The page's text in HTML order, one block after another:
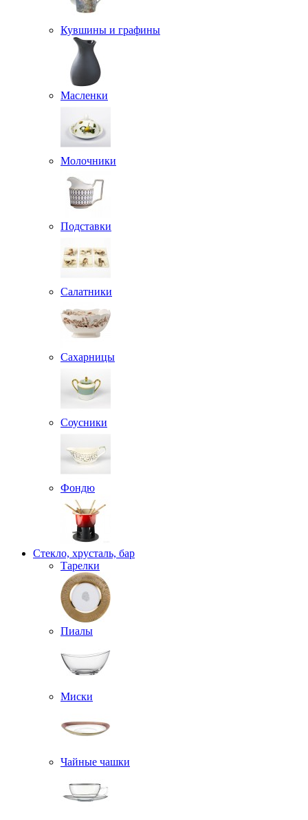
Кувшины и графины
Масленки
Молочники
Подставки
Салатники
Сахарницы
Соусники
Фондю
Стекло, хрусталь, бар
Тарелки
Пиалы
Миски
Чайные чашки